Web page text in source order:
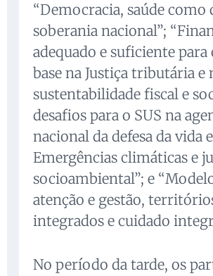
“Democracia, saúde como
soberania nacional”;
adequado e suficiente para
base na Justiça tributária e
sustentabilidade fiscal e
desafios para o SUS na
nacional da defesa da vida
Emergências climáticas e
socioambiental”; e
atenção e gestão,
integrados e cuidado
No período da tarde, os